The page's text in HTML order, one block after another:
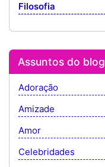
Filosofia
Assuntos do blog
Adoração
Amizade
Amor
Celebridades